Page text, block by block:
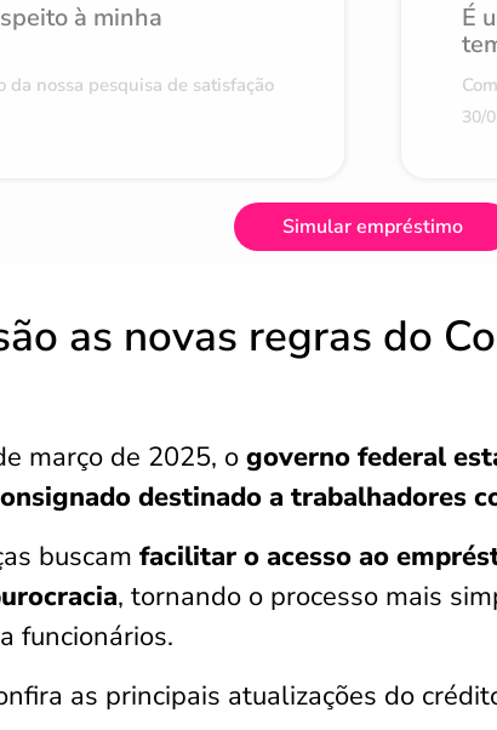
à minha
da nossa pesquisa de satisfação
É
30/
Simular empréstimo
as novas regras do
março de 2025, o governo federal
destinado a trabalhadores
buscam facilitar o acesso ao
, tornando o processo mais
funcionários.
as principais atualizações do